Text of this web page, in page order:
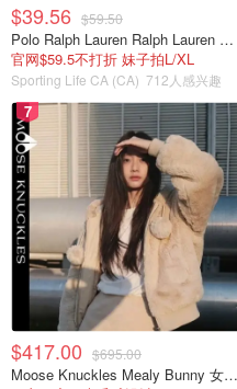
Meghan萌萌 9 查
$39.56 $59.50
Polo Ralph Lauren Ralph Lauren Polo Bear 女童棉T恤 染色 1件
官网$59.5不打折 妹子拍L/XL
Sporting Life CA (CA) 712人感兴趣
7
$417.00 $695.00
Moose Knuckles Mealy Bunny 女士双面穿连帽外套